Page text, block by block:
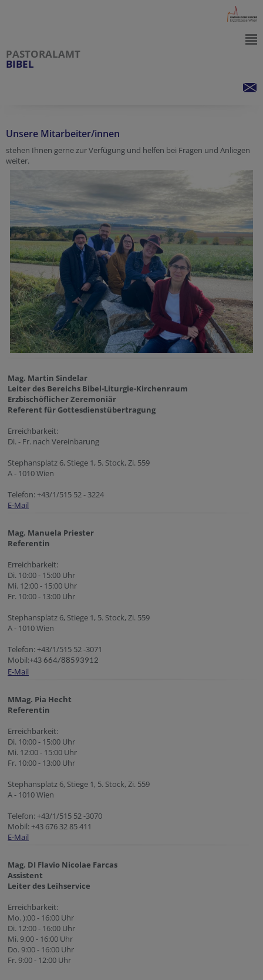
PASTORALAMT
BIBEL
Unsere Mitarbeiter/innen
stehen Ihnen gerne zur Verfügung und helfen bei Fragen und Anliegen
weiter.
Mag. Martin Sindelar
Leiter des Bereichs Bibel-Liturgie-Kirchenraum
Erzbischöflicher Zeremoniär
Referent für Gottesdienstübertragung
Erreichbarkeit:
Di. - Fr. nach Vereinbarung
Stephansplatz 6, Stiege 1, 5. Stock, Zi. 559
A - 1010 Wien
Telefon: +43/1/515 52 - 3224
E-Mail
Mag. Manuela Priester
Referentin
Erreichbarkeit:
Di. 10:00 - 15:00 Uhr
Mi. 12:00 - 15:00 Uhr
Fr. 10:00 - 13:00 Uhr
Stephansplatz 6, Stiege 1, 5. Stock, Zi. 559
A - 1010 Wien
Telefon: +43/1/515 52 -3071
Mobil:+43 664/88593912
E-Mail
MMag. Pia Hecht
Referentin
Erreichbarkeit:
Di. 10:00 - 15:00 Uhr
Mi. 12:00 - 15:00 Uhr
Fr. 10:00 - 13:00 Uhr
Stephansplatz 6, Stiege 1, 5. Stock, Zi. 559
A - 1010 Wien
Telefon: +43/1/515 52 -3070
Mobil: +43 676 32 85 411
E-Mail
Mag. DI Flavio Nicolae Farcas
Assistent
Leiter des Leihservice
Erreichbarkeit:
Mo. ):00 - 16:00 Uhr
Di. 12:00 - 16:00 Uhr
Mi. 9:00 - 16:00 Uhr
Do. 9:00 - 16:00 Uhr
Fr. 9:00 - 12:00 Uhr